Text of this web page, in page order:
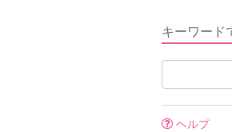
キーワード
ヘルプ